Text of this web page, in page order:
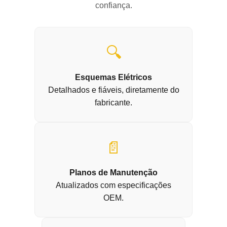
confiança.
🔍
Esquemas Elétricos
Detalhados e fiáveis, diretamente do
fabricante.
📄
Planos de Manutenção
Atualizados com especificações
OEM.